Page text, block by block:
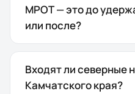
МРОТ — это до
или после?
Входят ли северные
Камчатского края?